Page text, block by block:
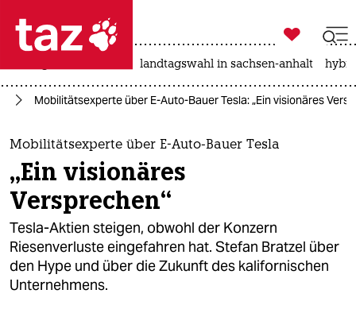
 taz zahl ich
taz zahl ich
themen
politik
öko
gesellschaft
kultur

taz zahl ich
landtagswahl in sachsen-anhalt
Mobilitätsexperte über E-Auto-Bauer Tesla: „Ein visionäres
Mobilitätsexperte über E-Auto-Bauer Tesla
„Ein visionäres
Versprechen“
Tesla-Aktien steigen, obwohl der Konzern
Riesenverluste eingefahren hat. Stefan Bratzel über
den Hype und über die Zukunft des kalifornischen
Unternehmens.